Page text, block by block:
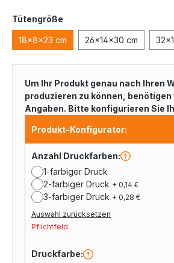
Tütengröße
18x8x23 cm 26x14x30 cm
Um Ihr Produkt genau nach Ihren
produzieren zu können, benötigen
Angaben. Bitte konfigurieren Sie
Produkt-Konfigurator:
Anzahl Druckfarben:
1-farbiger Druck
2-farbiger Druck + 0,14 €
3-farbiger Druck + 0,28 €
Auswahl zurücksetzen
Pflichtfeld
Druckfarbe: